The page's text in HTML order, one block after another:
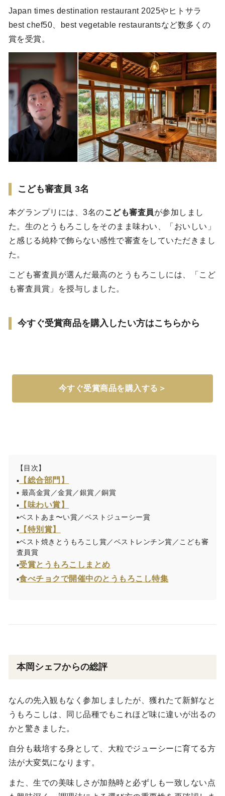
Japan times destination restaurant 2025やヒトサラ
best chef50、best vegetable restaurantsなど数多くの
賞を受賞。
こども審査員 3名
本グランプリには、3名のこども審査員が参加しまし
た。生のとうもろこしをそのまま味わい、「おいしい」
と感じる純粋で飾らない感性で審査をしていただきまし
た。
こども審査員が選んだ最高のとうもろこしには、「こど
も審査員賞」を授与しました。
今すぐ受賞商品を購入したい方はこちらから
今すぐ受賞商品を購入する＞
【目次】
▪ 【総合部門】
▪ 最高金賞／金賞／銀賞／銅賞
▪ 【味わい賞】
▪ベストあま〜い賞／ベストジューシー賞
▪ 【特別賞】
▪ベスト焼きとうもろこし賞／ベストレンチン賞／こども審
査員賞
▪受賞とうもろこしまとめ
▪食べチョクで開催中のとうもろこし特集
本岡シェフからの総評
なんの先入観もなく参加しましたが、獲れたて新鮮なと
うもろこしは、同じ品種でもこれほど味に違いが出るの
かと驚きました。
自分も栽培する身として、大粒でジューシーに育てる方
法が大変気になります。
また、生での美味しさが加熱時と必ずしも一致しない点